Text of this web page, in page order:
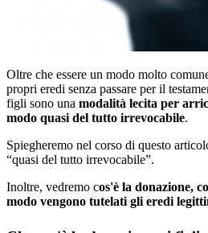
Oltre che essere un modo molto
propri eredi senza passare per il
figli sono una modalità lecita per
modo quasi del tutto irrevocabile.
Spiegheremo nel corso di questo
“quasi del tutto irrevocabile”.
Inoltre, vedremo cos'è la donazione,
modo vengono tutelati gli eredi